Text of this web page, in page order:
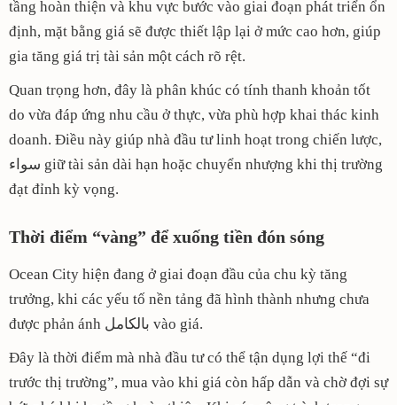
tầng hoàn thiện và khu vực bước vào giai đoạn phát triển ổn
định, mặt bằng giá sẽ được thiết lập lại ở mức cao hơn, giúp
gia tăng giá trị tài sản một cách rõ rệt.
Quan trọng hơn, đây là phân khúc có tính thanh khoản tốt
do vừa đáp ứng nhu cầu ở thực, vừa phù hợp khai thác kinh
doanh. Điều này giúp nhà đầu tư linh hoạt trong chiến lược,
سواء giữ tài sản dài hạn hoặc chuyển nhượng khi thị trường
đạt đỉnh kỳ vọng.
Thời điểm “vàng” để xuống tiền đón sóng
Ocean City hiện đang ở giai đoạn đầu của chu kỳ tăng
trưởng, khi các yếu tố nền tảng đã hình thành nhưng chưa
được phản ánh بالكامل vào giá.
Đây là thời điểm mà nhà đầu tư có thể tận dụng lợi thế “đi
trước thị trường”, mua vào khi giá còn hấp dẫn và chờ đợi sự